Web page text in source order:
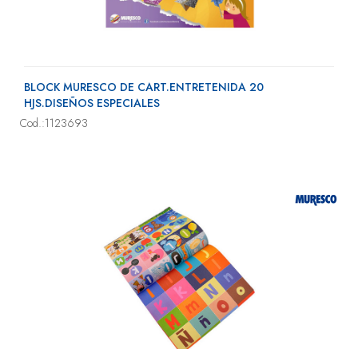
BLOCK MURESCO DE CART.ENTRETENIDA 20
HJS.DISEÑOS ESPECIALES
Cod.:1123693